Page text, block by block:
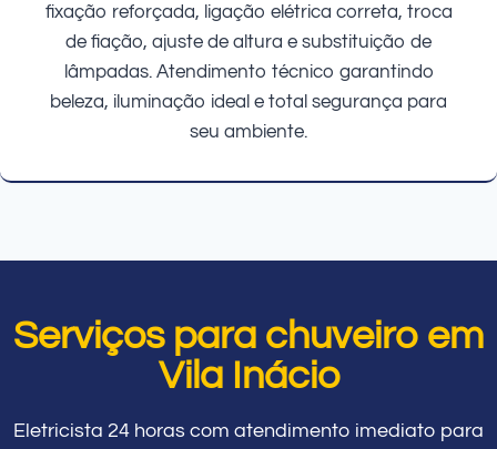
fixação reforçada, ligação elétrica correta, troca
de fiação, ajuste de altura e substituição de
lâmpadas. Atendimento técnico garantindo
beleza, iluminação ideal e total segurança para
seu ambiente.
Serviços para chuveiro em
Vila Inácio
Eletricista 24 horas com atendimento imediato para